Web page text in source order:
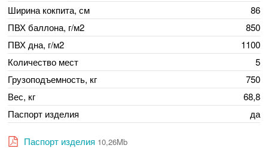
Ширина кокпита, см
86
ПВХ баллона, г/м2
850
ПВХ дна, г/м2
1100
Количество мест
5
Грузоподъемность, кг
750
Вес, кг
68,8
Паспорт изделия
да
Паспорт изделия 10,26Mb